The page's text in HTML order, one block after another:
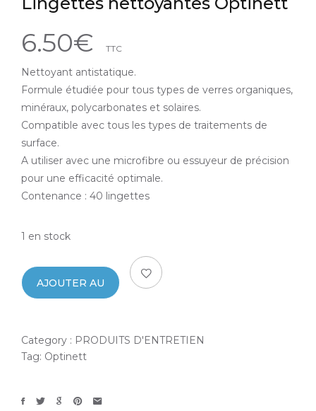
6.50€ TTC
Nettoyant antistatique.
Formule étudiée pour tous types de verres organiques,
minéraux, polycarbonates et solaires.
Compatible avec tous les types de traitements de
surface.
A utiliser avec une microfibre ou essuyeur de précision
pour une efficacité optimale.
Contenance : 40 lingettes
1 en stock
AJOUTER AU
Category : PRODUITS D'ENTRETIEN
Tag: Optinett